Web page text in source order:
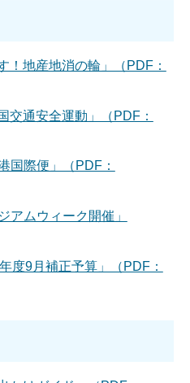
地産地消の輪」（PDF：
通安全運動」（PDF：
国際便」（PDF：
アムウィーク開催」
度9月補正予算」（PDF：